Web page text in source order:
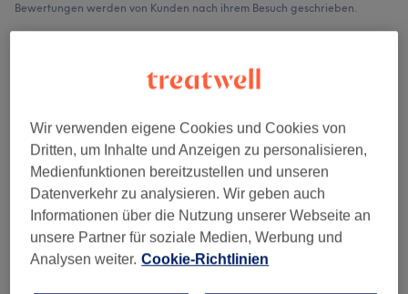
Bewertungen werden von Kunden nach ihrem Besuch geschrieben.
Ambiente
Sauberkeit
Service
Wir verwenden eigene Cookies und Cookies von
Dritten, um Inhalte und Anzeigen zu personalisieren,
Medienfunktionen bereitzustellen und unseren
Datenverkehr zu analysieren. Wir geben auch
Informationen über die Nutzung unserer Webseite an
unsere Partner für soziale Medien, Werbung und
Analysen weiter. Cookie-Richtlinien